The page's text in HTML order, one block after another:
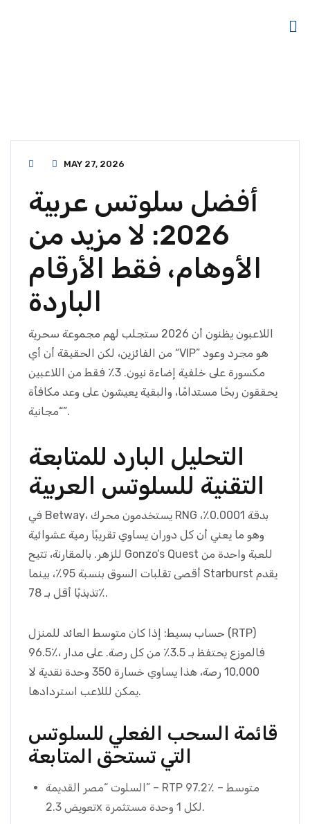
MAY 27, 2026
أفضل سلوتس عربية
2026: لا مزيد من
الأوهام، فقط الأرقام
الباردة
اللاعبون يظنون أن 2026 ستجلب لهم مجموعة سحرية
من الفائزين، لكن الحقيقة أن أي “VIP” هو مجرد وعود
مكسورة على خلفية إضاءة نيون. 3٪ فقط من اللاعبين
يحققون ربحًا مستدامًا، والبقية يعيشون على وعد مكافأة
“مجانية”.
التحليل البارد للمتابعة
التقنية للسلوتس العربية
في Betway، يستخدمون محرك RNG بدقة 0.0001٪،
وهو ما يعني أن كل دوران يساوي تقريبًا رمية عشوائية
للزهر. بالمقارنة، تتيح Gonzo’s Quest للعبة واحدة من
أقصى تقلبات السوق بنسبة 95٪، بينما Starburst يقدم
تذبذبًا أقل بـ 78٪.
حساب بسيط: إذا كان متوسط العائد للمنزل (RTP)
96.5٪، فالموزع يحتفظ بـ 3.5٪ من كل رصة. على مدار
10,000 رصة، هذا يساوي خسارة 350 وحدة نقدية لا
يمكن لللاعب استردادها.
قائمة السحب الفعلي للسلوتس
التي تستحق المتابعة
السلوت “مصر القديمة” – RTP 97.2٪ – متوسط
تعويض 2.3x لكل 1 وحدة مستثمرة.